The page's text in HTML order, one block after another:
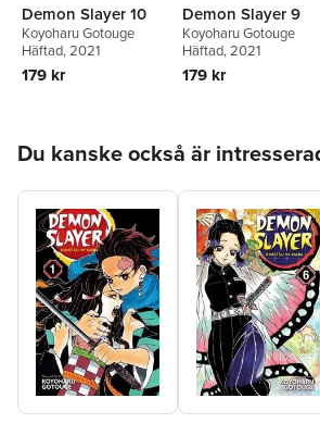
Demon Slayer 10
Koyoharu Gotouge
Häftad, 2021
179 kr
Demon Slayer 9
Koyoharu Gotouge
Häftad, 2021
179 kr
Du kanske också är